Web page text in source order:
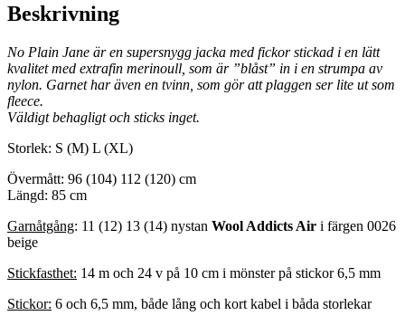
Beskrivning
No Plain Jane är en supersnygg jacka med fickor stickad i en lätt
kvalitet med extrafin merinoull, som är ”blåst” in i en strumpa av
nylon. Garnet har även en tvinn, som gör att plaggen ser lite ut som
fleece.
Väldigt behagligt och sticks inget.
Storlek: S (M) L (XL)
Övermått: 96 (104) 112 (120) cm
Längd: 85 cm
Garnåtgång: 11 (12) 13 (14) nystan Wool Addicts Air i färgen 0026
beige
Stickfasthet: 14 m och 24 v på 10 cm i mönster på stickor 6,5 mm
Stickor: 6 och 6,5 mm, både lång och kort kabel i båda storlekar